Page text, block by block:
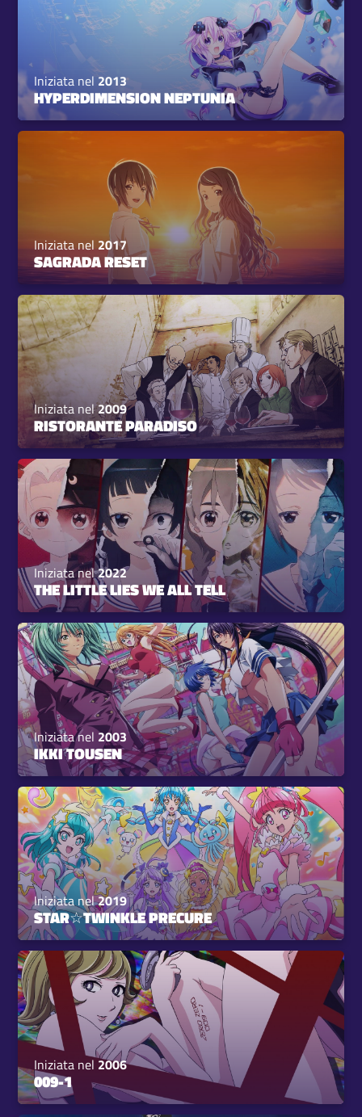
Iniziata nel 2013
HYPERDIMENSION NEPTUNIA
Iniziata nel2017
SAGRADA RESET
Iniziata nel2009
RISTORANTE PARADISO
Iniziata nel2022
THE LITTLE LIES WE ALL TELL
Iniziata nel2003
IKKI TOUSEN
Iniziata nel2019
STAR☆TWINKLE PRECURE
Iniziata nel2006
009-1